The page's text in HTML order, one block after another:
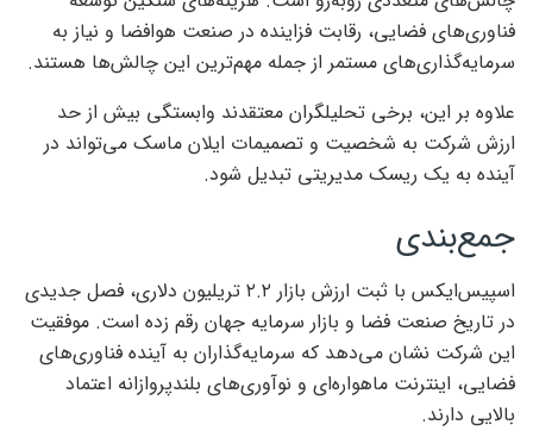
فناوری‌های فضایی، رقابت فزاینده در صنعت هوافضا و نیاز به
سرمایه‌گذاری‌های مستمر از جمله مهم‌ترین این چالش‌ها هستند.
علاوه بر این، برخی تحلیلگران معتقدند وابستگی بیش از حد
ارزش شرکت به شخصیت و تصمیمات ایلان ماسک می‌تواند در
آینده به یک ریسک مدیریتی تبدیل شود.
جمع‌بندی
اسپیس‌ایکس با ثبت ارزش بازار ۲.۲ تریلیون دلاری، فصل جدیدی
در تاریخ صنعت فضا و بازار سرمایه جهان رقم زده است. موفقیت
این شرکت نشان می‌دهد که سرمایه‌گذاران به آینده فناوری‌های
فضایی، اینترنت ماهواره‌ای و نوآوری‌های بلندپروازانه اعتماد
بالایی دارند.